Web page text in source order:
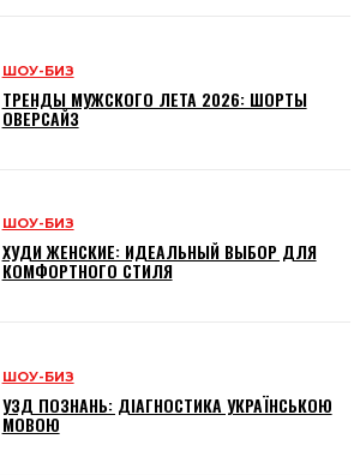
ШОУ-БИЗ
ТРЕНДЫ МУЖСКОГО ЛЕТА 2026: ШОРТЫ
ОВЕРСАЙЗ
ШОУ-БИЗ
ХУДИ ЖЕНСКИЕ: ИДЕАЛЬНЫЙ ВЫБОР ДЛЯ
КОМФОРТНОГО СТИЛЯ
ШОУ-БИЗ
УЗД ПОЗНАНЬ: ДІАГНОСТИКА УКРАЇНСЬКОЮ
МОВОЮ